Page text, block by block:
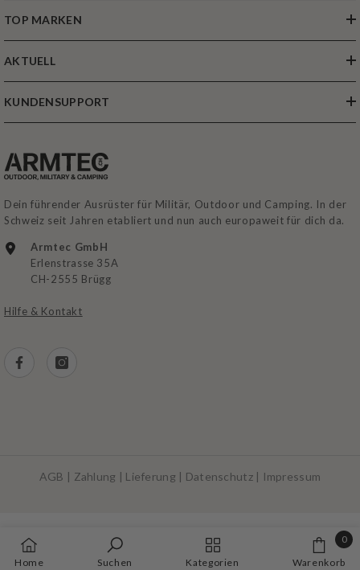
TOP MARKEN
AKTUELL
KUNDENSUPPORT
Dein führender Ausrüster für Militär, Outdoor und Camping. In der
Schweiz seit Jahren etabliert und nun auch europaweit für dich da.
Armtec GmbH
Erlenstrasse 35A
CH-2555 Brügg
Hilfe & Kontakt
AGB | Zahlung | Lieferung | Datenschutz| Impressum
Home Suchen Kategorien Warenkorb
0